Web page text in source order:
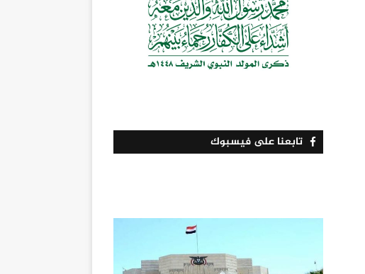
تابعنا على فيسبوك